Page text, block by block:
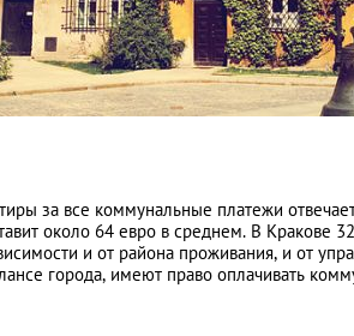
за все коммунальные платежи
около 64 евро в среднем. В Кракове
и от района проживания, и от
города, имеют право оплачивать